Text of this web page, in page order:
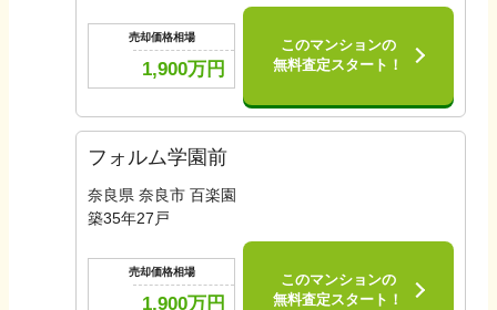
売却価格相場
1,900万円
このマンションの
無料査定スタート！
フォルム学園前
奈良県 奈良市 百楽園
築35年27 戸
売却価格相場
1,900万円
このマンションの
無料査定スタート！